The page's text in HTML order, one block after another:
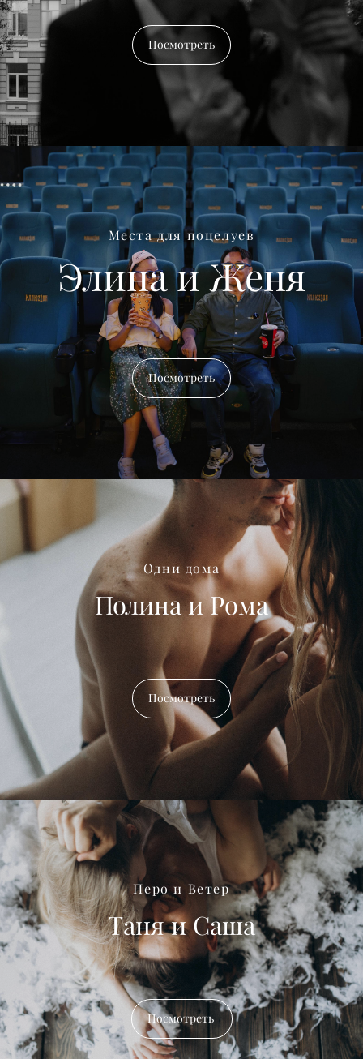
Посмотреть
Места для поцелуев
Элина и Женя
Посмотреть
Одни дома
Полина и Рома
Посмотреть
Перо и Ветер
Таня и Саша
Посмотреть